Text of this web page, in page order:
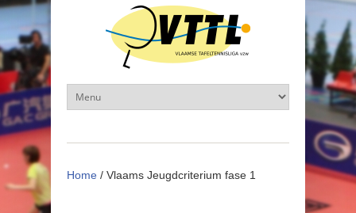
Home / Vlaams Jeugdcriterium fase 1